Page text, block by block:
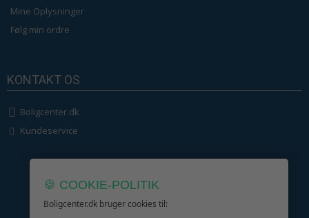
Mine Oplysninger
Følg min ordre
KONTAKT OS
Boligcenter.dk
Kundeservice
GIV GLÆDE MED ET GAVEKORT!
🍪 COOKIE-POLITIK
Boligcenter.dk bruger cookies til: